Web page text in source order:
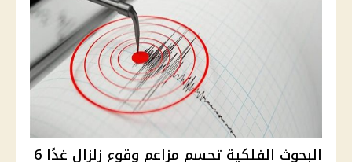
البحوث الفلكية تحسم مزاعم وقوع زلزال غدًا 6